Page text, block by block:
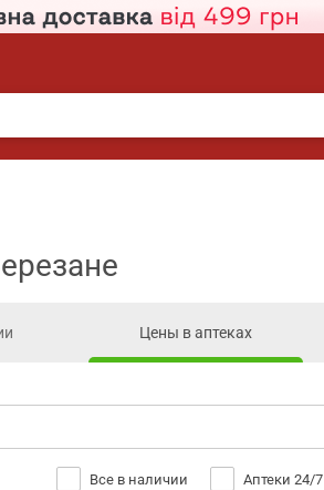
Цены в аптеках
Все в наличии Аптеки 24/7